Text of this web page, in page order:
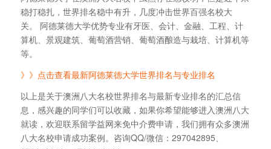
稳打稳扎，世界排名稳中有升，几度冲击世界百强名校大
关。 阿德莱德大学优势专业有牙医、会计、金融、工程、计
算机、景观建筑、葡萄酒营销、葡萄酒酿造与栽培、计算机等
等。
》》点击查看最新阿德莱德大学世界排名与专业排名
以上是关于澳洲八大名校世界排名与最新专业排名的汇总信
息，感兴趣的同学们可以收藏，如果你希望能够进入澳洲八大
就读，欢迎联系留学益网来免中介费申请，我们拥有众多澳洲
八大名校申请成功案例。咨询QQ/微信：297042895、